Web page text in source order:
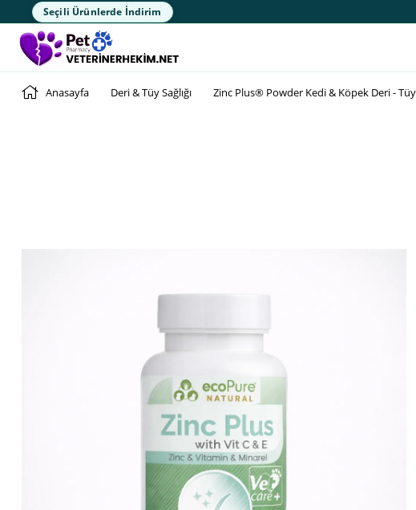
Seçili Ürünlerde İndirim
Anasayfa Deri & Tüy Sağlığı Zinc Plus® Powder Kedi & Köpek Deri -